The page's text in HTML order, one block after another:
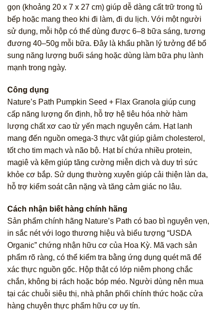
gọn (khoảng 20 x 7 x 27 cm) giúp dễ dàng cất trữ trong tủ
bếp hoặc mang theo khi đi làm, đi du lịch. Với một người
sử dụng, mỗi hộp có thể dùng được 6–8 bữa sáng, tương
đương 40–50g mỗi bữa. Đây là khẩu phần lý tưởng để bổ
sung năng lượng buổi sáng hoặc dùng làm bữa phụ lành
mạnh trong ngày.
Công dụng
Nature’s Path Pumpkin Seed + Flax Granola giúp cung
cấp năng lượng ổn định, hỗ trợ hệ tiêu hóa nhờ hàm
lượng chất xơ cao từ yến mạch nguyên cám. Hạt lanh
mang đến nguồn omega-3 thực vật giúp giảm cholesterol,
tốt cho tim mạch và não bộ. Hạt bí chứa nhiều protein,
magiê và kẽm giúp tăng cường miễn dịch và duy trì sức
khỏe cơ bắp. Sử dụng thường xuyên giúp cải thiện làn da,
hỗ trợ kiểm soát cân nặng và tăng cảm giác no lâu.
Cách nhận biết hàng chính hãng
Sản phẩm chính hãng Nature’s Path có bao bì nguyên vẹn,
in sắc nét với logo thương hiệu và biểu tượng “USDA
Organic” chứng nhận hữu cơ của Hoa Kỳ. Mã vạch sản
phẩm rõ ràng, có thể kiểm tra bằng ứng dụng quét mã để
xác thực nguồn gốc. Hộp thật có lớp niêm phong chắc
chắn, không bị rách hoặc bóp méo. Người dùng nên mua
tại các chuỗi siêu thị, nhà phân phối chính thức hoặc cửa
hàng chuyên thực phẩm hữu cơ uy tín.